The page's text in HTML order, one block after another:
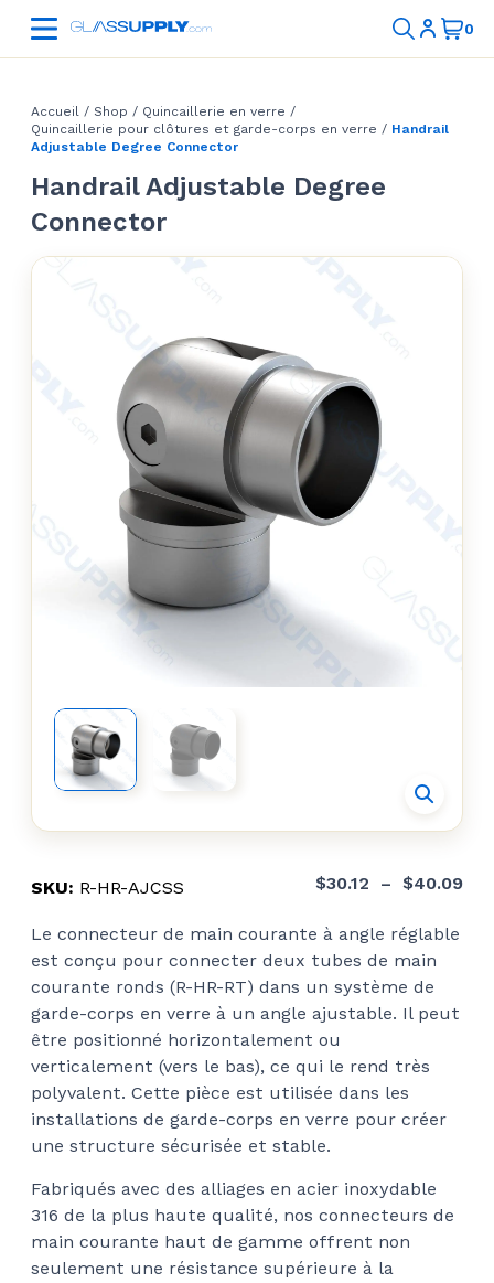
Accueil / Shop / Quincaillerie en verre /
Quincaillerie pour clôtures et garde-corps en verre / Handrail
Adjustable Degree Connector
Handrail Adjustable Degree
Connector
SKU: R-HR-AJCSS $30.12 – $40.09
Le connecteur de main courante à angle réglable
est conçu pour connecter deux tubes de main
courante ronds (R-HR-RT) dans un système de
garde-corps en verre à un angle ajustable. Il peut
être positionné horizontalement ou
verticalement (vers le bas), ce qui le rend très
polyvalent. Cette pièce est utilisée dans les
installations de garde-corps en verre pour créer
une structure sécurisée et stable.
Fabriqués avec des alliages en acier inoxydable
316 de la plus haute qualité, nos connecteurs de
main courante haut de gamme offrent non
seulement une résistance supérieure à la